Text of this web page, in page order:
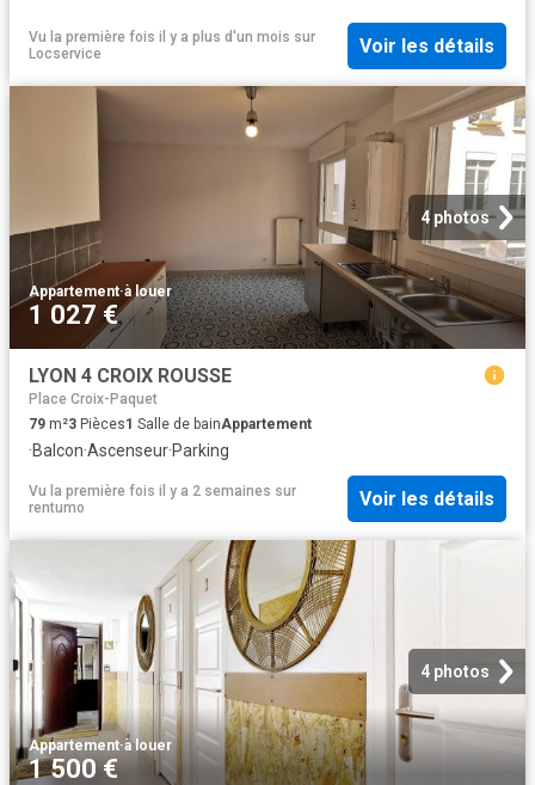
Vu la première fois il y a plus d'un mois sur
Locservice
Voir les détails
4 photos
Appartement·à louer
1 027 €
LYON 4 CROIX ROUSSE
Place Croix-Paquet
79 m²3 Pièces1 Salle de bainAppartement
·Balcon·Ascenseur·Parking
Vu la première fois il y a 2 semaines sur
rentumo
Voir les détails
4 photos
Appartement·à louer
1 500 €